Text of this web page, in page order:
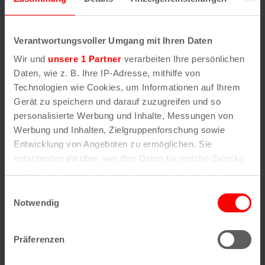
Verantwortungsvoller Umgang mit Ihren Daten
Wir und unsere 1 Partner verarbeiten Ihre persönlichen
Daten, wie z. B. Ihre IP-Adresse, mithilfe von
Technologien wie Cookies, um Informationen auf Ihrem
Gerät zu speichern und darauf zuzugreifen und so
personalisierte Werbung und Inhalte, Messungen von
Werbung und Inhalten, Zielgruppenforschung sowie
Entwicklung von Angeboten zu ermöglichen. Sie
entscheiden darüber, wer Ihre Daten für welche Zwecke
Trigger Symbol ändern oder widerrufen
Informationen über Ihre geografische Lage
Notwendig
Präferenzen
Conin-Str. 10
11.11.2025
FRÖBEL KiGa An
St. Peter,
Schönsteinstr. 24
17:30
11.11.2025
Kita „Die wilden
Füchse“
Schumacherring
65
17:00
12.11.2025